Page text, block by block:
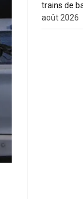
trains de
août 2026